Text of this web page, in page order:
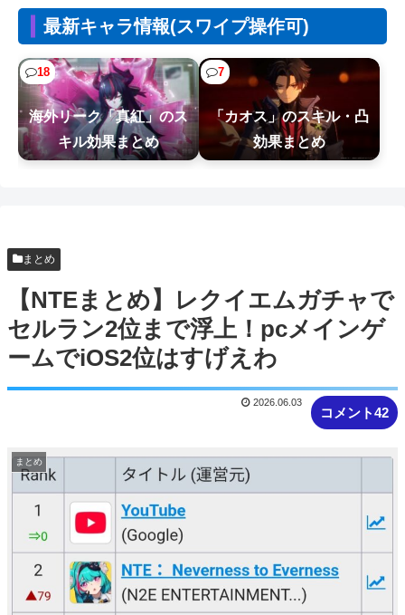
【悲報】元ジャンポケ斉藤の被害女性「事件で知
名度を上げてバウムクーヘン売ったりT...
【悲報】漫画家、カウンセラーに自分の作品を
「気持ち悪い」と言われショックを受けて...
【画像】漫画家・桂正和の描いた最新パ0ツイラス
トにネット衝撃「この質感の出し方」...
【画像】露悪アニメ化ブーム、はじまるｗｗｗ
最新キャラ情報(スワイプ操作可)
18
海外リーク「真紅」のス
キル効果まとめ
7
「カオス」のスキル・凸
効果まとめ
まとめ
【NTEまとめ】レクイエムガチャで
セルラン2位まで浮上！pcメインゲ
ームでiOS2位はすげえわ
コメント42
2026.06.03
まとめ